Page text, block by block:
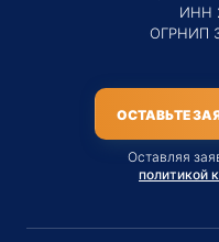
ИНН
ОГРНИП
ОСТАВЬТЕ
Оставляя
политикой